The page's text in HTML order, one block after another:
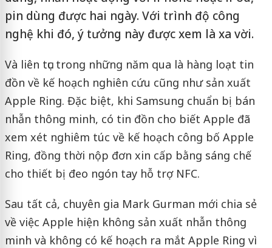
pin dùng được hai ngày. Với trình độ công
nghệ khi đó, ý tưởng này được xem là xa vời.
Và liên tục trong những năm qua là hàng loạt tin
đồn về kế hoạch nghiên cứu cũng như sản xuất
Apple Ring. Đặc biệt, khi Samsung chuẩn bị bán
nhẫn thông minh, có tin đồn cho biết Apple đã
xem xét nghiêm túc về kế hoạch công bố Apple
Ring, đồng thời nộp đơn xin cấp bằng sáng chế
cho thiết bị đeo ngón tay hỗ trợ NFC.
Sau tất cả, chuyên gia Mark Gurman mới chia sẻ
về việc Apple hiện không sản xuất nhẫn thông
minh và không có kế hoạch ra mắt Apple Ring vì